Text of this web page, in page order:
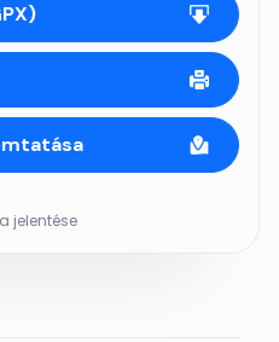
jelentése